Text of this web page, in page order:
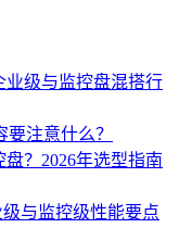
业级与监控盘混搭行
注意什么？
？2026年选型指南
与监控级性能要点